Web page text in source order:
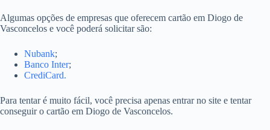
Algumas opções de empresas que oferecem cartão em Diogo de
Vasconcelos e você poderá solicitar são:
Nubank;
Banco Inter;
CrediCard.
Para tentar é muito fácil, você precisa apenas entrar no site e tentar
conseguir o cartão em Diogo de Vasconcelos.